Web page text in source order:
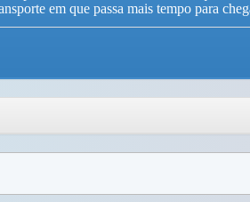
em que passa mais tempo para